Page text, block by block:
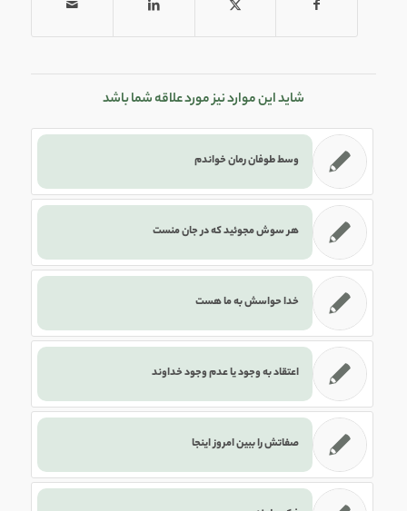
شاید این موارد نیز مورد علاقه شما باشد
وسط طوفان رمان خواندم
هر سوش مجوئید که در جان منست
خدا حواسش به ما هست
اعتقاد به وجود یا عدم وجود خداوند
صفاتش را ببین امروز اینجا